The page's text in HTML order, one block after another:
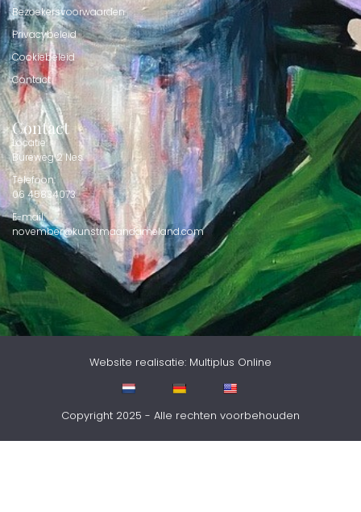
Bezoekersvoorwaarden
Privacybeleid
Cookiebeleid
Contact
Contact
Locatie:
Bureweg 2 Nes
Telefoon:
06 45834073
E-mail:
november@kunstmaandameland.com
Website realisatie: Multiplus Online
Copyright 2025 - Alle rechten voorbehouden